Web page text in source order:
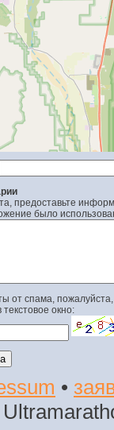
предоставьте
было
от спама,
текстовое окно:
•